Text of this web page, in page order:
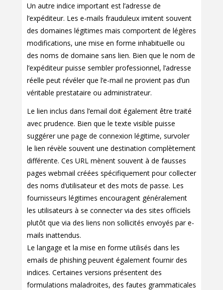
Un autre indice important est l’adresse de
l’expéditeur. Les e-mails frauduleux imitent souvent
des domaines légitimes mais comportent de légères
modifications, une mise en forme inhabituelle ou
des noms de domaine sans lien. Bien que le nom de
l’expéditeur puisse sembler professionnel, l’adresse
réelle peut révéler que l’e-mail ne provient pas d’un
véritable prestataire ou administrateur.
Le lien inclus dans l’email doit également être traité
avec prudence. Bien que le texte visible puisse
suggérer une page de connexion légitime, survoler
le lien révèle souvent une destination complètement
différente. Ces URL mènent souvent à de fausses
pages webmail créées spécifiquement pour collecter
des noms d’utilisateur et des mots de passe. Les
fournisseurs légitimes encouragent généralement
les utilisateurs à se connecter via des sites officiels
plutôt que via des liens non sollicités envoyés par e-
mails inattendus.
Le langage et la mise en forme utilisés dans les
emails de phishing peuvent également fournir des
indices. Certaines versions présentent des
formulations maladroites, des fautes grammaticales